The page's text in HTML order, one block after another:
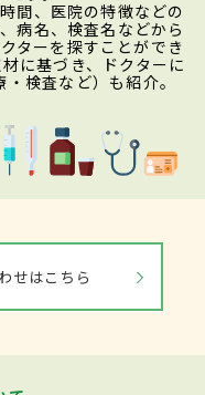
間、医院の特徴などの
病名、検査名などから
ターを探すことができ
に基づき、ドクターに
検査など）も紹介。
せはこちら